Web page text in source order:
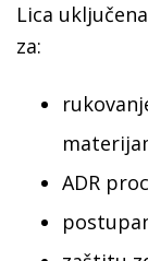
Lica
za:
ADR